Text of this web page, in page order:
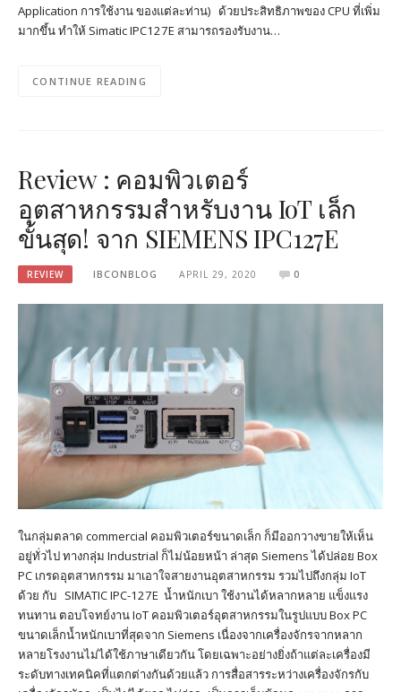
Application การใช้งาน ของแต่ละท่าน) ด้วยประสิทธิภาพของ CPU ที่เพิ่ม
มากขึ้น ทำให้ Simatic IPC127E สามารถรองรับงาน…
CONTINUE READING
Review : คอมพิวเตอร์
อุตสาหกรรมสำหรับงาน IoT เล็ก
ขั้นสุด! จาก SIEMENS IPC127E
REVIEW IBCONBLOG APRIL 29, 2020 0
ในกลุ่มตลาด commercial คอมพิวเตอร์ขนาดเล็ก ก็มีออกวางขายให้เห็น
อยู่ทั่วไป ทางกลุ่ม Industrial ก็ไม่น้อยหน้า ล่าสุด Siemens ได้ปล่อย Box
PC เกรดอุตสาหกรรม มาเอาใจสายงานอุตสาหกรรม รวมไปถึงกลุ่ม IoT
ด้วย กับ SIMATIC IPC-127E น้ำหนักเบา ใช้งานได้หลากหลาย แข็งแรง
ทนทาน ตอบโจทย์งาน IoT คอมพิวเตอร์อุตสาหกรรมในรูปแบบ Box PC
ขนาดเล็กน้ำหนักเบาที่สุดจาก Siemens เนื่องจากเครื่องจักรจากหลาก
หลายโรงงานไม่ได้ใช้ภาษาเดียวกัน โดยเฉพาะอย่างยิ่งถ้าแต่ละเครื่องมี
ระดับทางเทคนิคที่แตกต่างกันด้วยแล้ว การสื่อสารระหว่างเครื่องจักรกับ